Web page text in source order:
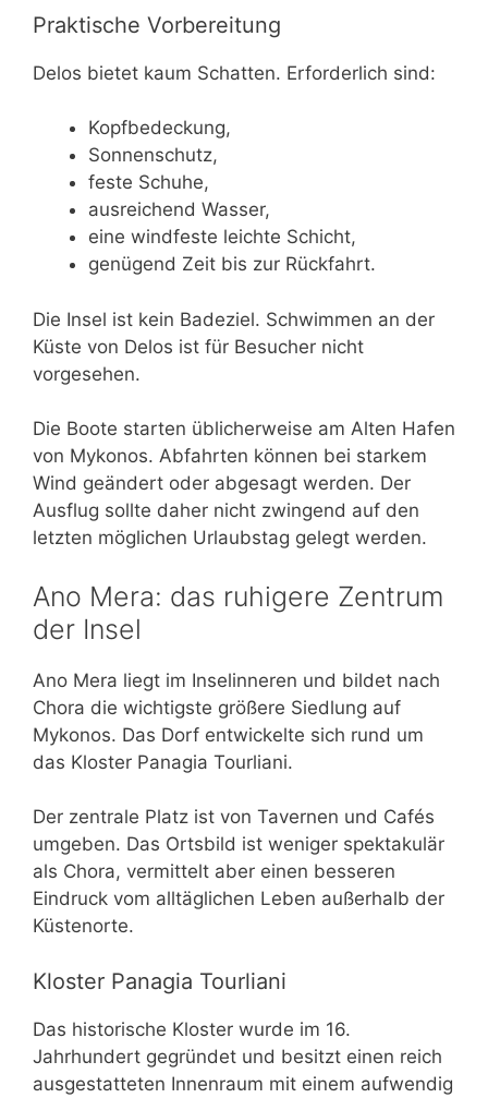
Praktische Vorbereitung
Delos bietet kaum Schatten. Erforderlich sind:
Kopfbedeckung,
Sonnenschutz,
feste Schuhe,
ausreichend Wasser,
eine windfeste leichte Schicht,
genügend Zeit bis zur Rückfahrt.
Die Insel ist kein Badeziel. Schwimmen an der
Küste von Delos ist für Besucher nicht
vorgesehen.
Die Boote starten üblicherweise am Alten Hafen
von Mykonos. Abfahrten können bei starkem
Wind geändert oder abgesagt werden. Der
Ausflug sollte daher nicht zwingend auf den
letzten möglichen Urlaubstag gelegt werden.
Ano Mera: das ruhigere Zentrum
der Insel
Ano Mera liegt im Inselinneren und bildet nach
Chora die wichtigste größere Siedlung auf
Mykonos. Das Dorf entwickelte sich rund um
das Kloster Panagia Tourliani.
Der zentrale Platz ist von Tavernen und Cafés
umgeben. Das Ortsbild ist weniger spektakulär
als Chora, vermittelt aber einen besseren
Eindruck vom alltäglichen Leben außerhalb der
Küstenorte.
Kloster Panagia Tourliani
Das historische Kloster wurde im 16.
Jahrhundert gegründet und besitzt einen reich
ausgestatteten Innenraum mit einem aufwendig